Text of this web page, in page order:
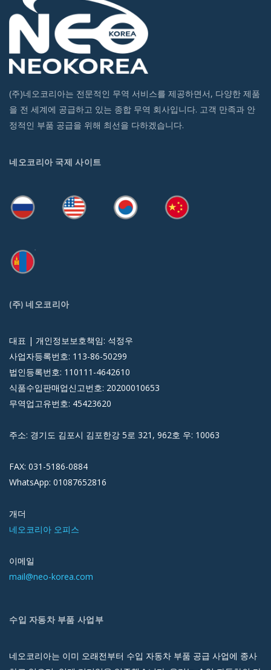
(주)네오코리아는 전문적인 무역 서비스를 제공하면서, 다양한 제품
을 전 세계에 공급하고 있는 종합 무역 회사입니다. 고객 만족과 안
정적인 부품 공급을 위해 최선을 다하겠습니다.
네오코리아 국제 사이트
(주) 네오코리아
대표 | 개인정보보호책임: 석정우
사업자등록번호: 113-86-50299
법인등록번호: 110111-4642610
식품수입판매업신고번호: 20200010653
무역업고유번호: 45423620
주소: 경기도 김포시 김포한강 5로 321, 962호 우: 10063
FAX: 031-5186-0884
WhatsApp: 01087652816
개더
네오코리아 오피스
이메일
mail@neo-korea.com
수입 자동차 부품 사업부
네오코리아는 이미 오래전부터 수입 자동차 부품 공급 사업에 종사